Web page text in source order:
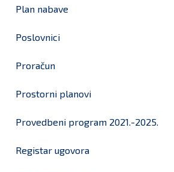
Plan nabave
Poslovnici
Proračun
Prostorni planovi
Provedbeni program 2021.-2025.
Registar ugovora